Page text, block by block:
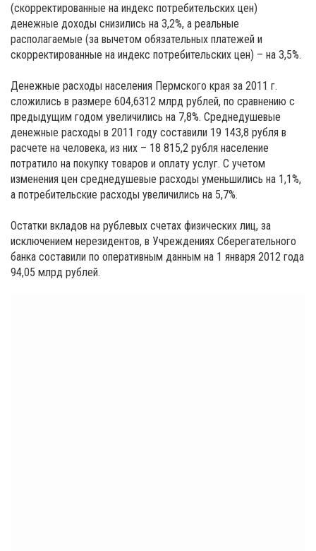
(скорректированные на индекс потребительских цен)
денежные доходы снизились на 3,2%, а реальные
располагаемые (за вычетом обязательных платежей и
скорректированные на индекс потребительских цен) – на 3,5%.
Денежные расходы населения Пермского края за 2011 г.
сложились в размере 604,6312 млрд рублей, по сравнению с
предыдущим годом увеличились на 7,8%. Среднедушевые
денежные расходы в 2011 году составили 19 143,8 рубля в
расчете на человека, из них – 18 815,2 рубля население
потратило на покупку товаров и оплату услуг. С учетом
изменения цен среднедушевые расходы уменьшились на 1,1%,
а потребительские расходы увеличились на 5,7%.
Остатки вкладов на рублевых счетах физических лиц, за
исключением нерезидентов, в Учреждениях Сберегательного
банка составили по оперативным данным на 1 января 2012 года
94,05 млрд рублей.